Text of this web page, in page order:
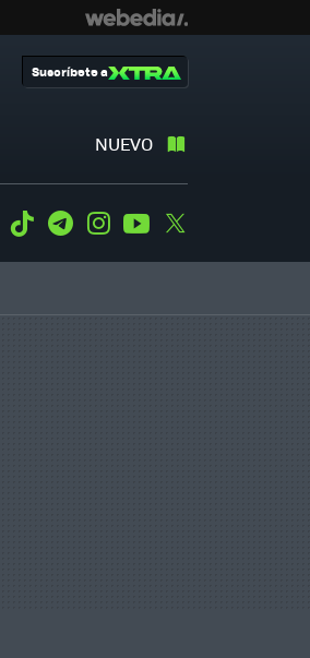
NUEVO
Suscríbete a
WhatsApp
Tiktok TelegramInstagramYoutube